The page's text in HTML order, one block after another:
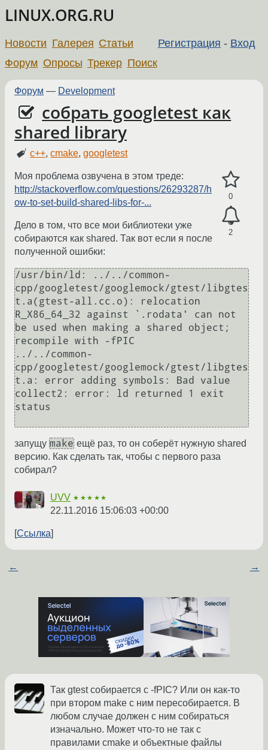
LINUX.ORG.RU
Регистрация - Вход
Новости Галерея Статьи
Форум Опросы Трекер Поиск
Форум — Development
собрать googletest как
shared library
c++,cmake,googletest
0
2
Моя проблема озвучена в этом треде:
http://stackoverflow.com/questions/26293287/h
ow-to-set-build-shared-libs-for-...
Дело в том, что все мои библиотеки уже
собираются как shared. Так вот если я после
полученной ошибки:
/usr/bin/ld: ../../common-
cpp/googletest/googlemock/gtest/libgtes
t.a(gtest-all.cc.o): relocation
R_X86_64_32 against `.rodata' can not
be used when making a shared object;
recompile with -fPIC
../../common-
cpp/googletest/googlemock/gtest/libgtes
t.a: error adding symbols: Bad value
collect2: error: ld returned 1 exit
status
запущу make ещё раз, то он соберёт нужную shared
версию. Как сделать так, чтобы с первого раза
собирал?
UVV ★★★★★
22.11.2016 15:06:03 +00:00
Ссылка
← →
Так gtest собирается с -fPIC? Или он как-то
при втором make с ним пересобирается. В
любом случае должен с ним собираться
изначально. Может что-то не так с
правилами cmake и объектные файлы